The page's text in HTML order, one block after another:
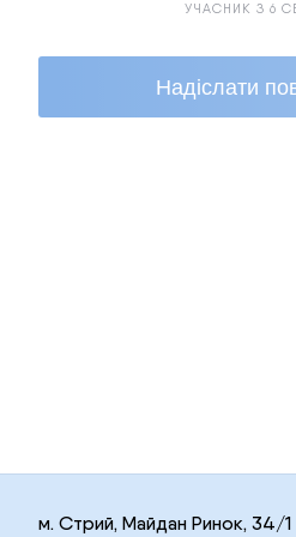
УЧАСНИК З 6
Надіслати
м. Стрий, Майдан Ринок, 34/1